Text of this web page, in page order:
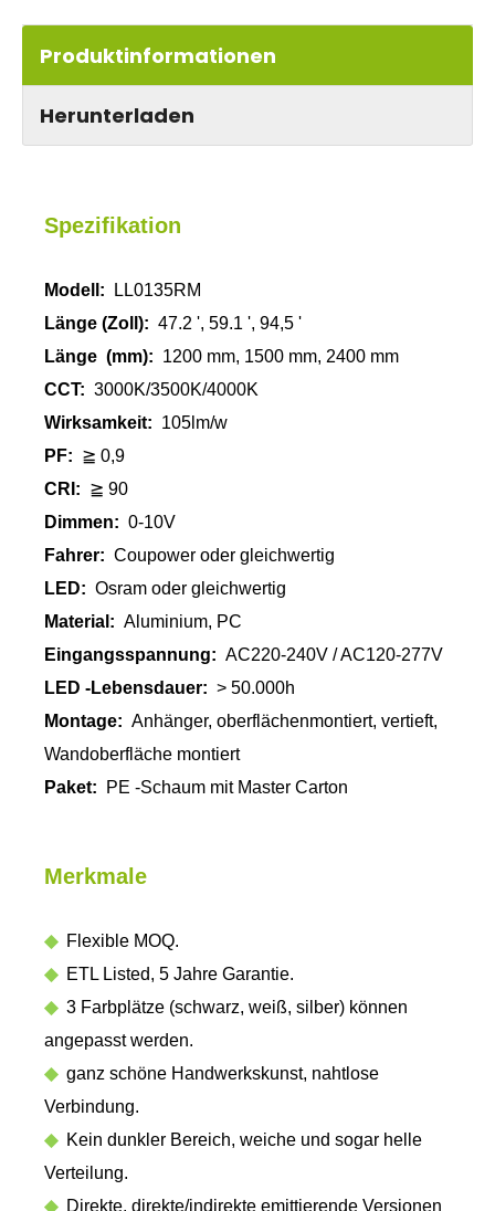
Produktinformationen
Herunterladen
Spezifikation
Modell:
LL0135RM
Länge (Zoll): 47.2 ', 59.1 ', 94,5 '
Länge (mm): 1200 mm, 1500 mm, 2400 mm
CCT: 3000K/3500K/4000K
Wirksamkeit: 105lm/w
PF: ≧ 0,9
CRI: ≧ 90
Dimmen: 0-10V
Fahrer: Coupower oder gleichwertig
LED: Osram oder gleichwertig
Material: Aluminium, PC
Eingangsspannung: AC220-240V / AC120-277V
LED -Lebensdauer: > 50.000h
Montage: Anhänger, oberflächenmontiert, vertieft,
Wandoberfläche montiert
Paket:
PE -Schaum mit Master Carton
Merkmale
◆ Flexible MOQ.
◆ ETL Listed, 5 Jahre Garantie.
◆ 3 Farbplätze (schwarz, weiß, silber) können
angepasst werden.
◆ ganz schöne Handwerkskunst, nahtlose
Verbindung.
◆ Kein dunkler Bereich, weiche und sogar helle
Verteilung.
◆ Direkte, direkte/indirekte emittierende Versionen